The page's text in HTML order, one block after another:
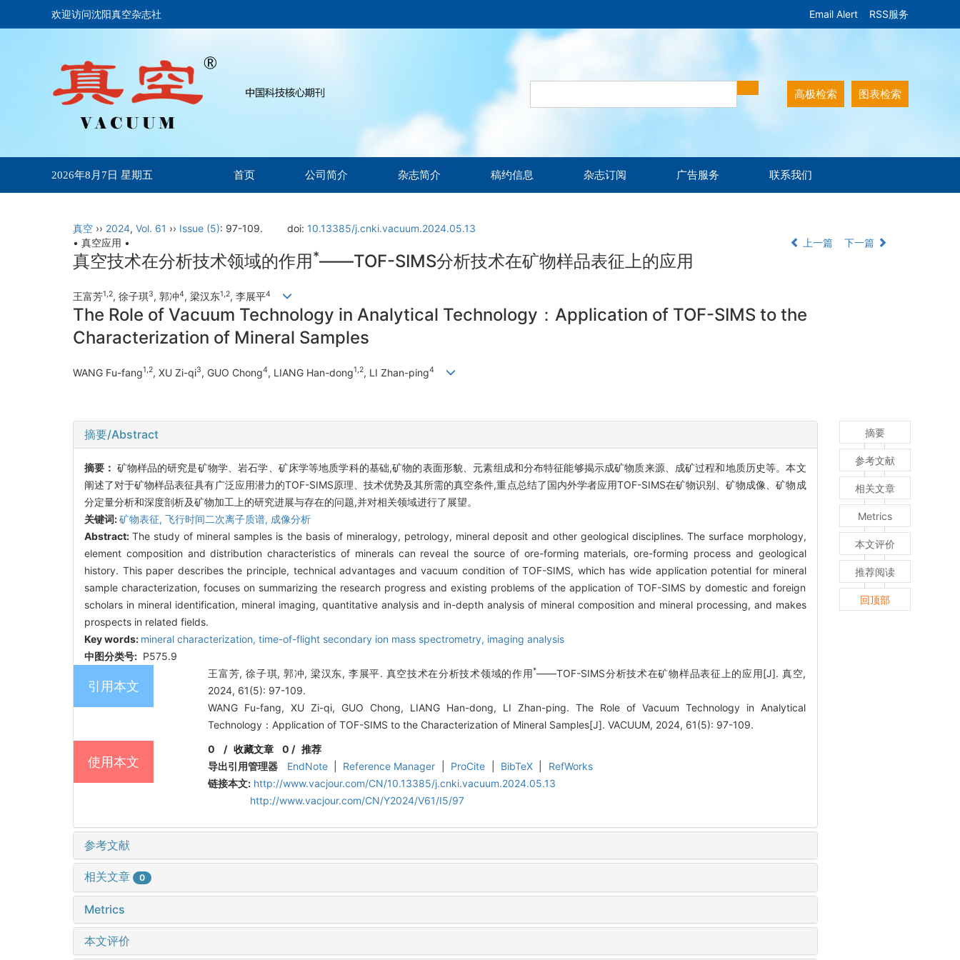
欢迎访问沈阳真空杂志社 Email Alert RSS服务
图表检索
高极检索
2026年8月7日 星期五 首页 公司简介 杂志简介 稿约信息 杂志订阅 广告服务 联系我们
真空 ›› 2024, Vol. 61 ›› Issue (5): 97-109. doi: 10.13385/j.cnki.vacuum.2024.05.13
• 真空应用 •
上一篇 下一篇
真空技术在分析技术领域的作用*——TOF-SIMS分析技术在矿物样品表征上的应用
王富芳1,2, 徐子琪3, 郭冲4, 梁汉东1,2, 李展平4
The Role of Vacuum Technology in Analytical Technology：Application of TOF-SIMS to the
Characterization of Mineral Samples
WANG Fu-fang1,2, XU Zi-qi3, GUO Chong4, LIANG Han-dong1,2, LI Zhan-ping4
摘要/Abstract
摘要： 矿物样品的研究是矿物学、岩石学、矿床学等地质学科的基础,矿物的表面形貌、元素组成和分布特征能够揭示成矿物质来源、成矿过程和地质历史等。本文
阐述了对于矿物样品表征具有广泛应用潜力的TOF-SIMS原理、技术优势及其所需的真空条件,重点总结了国内外学者应用TOF-SIMS在矿物识别、矿物成像、矿物成
分定量分析和深度剖析及矿物加工上的研究进展与存在的问题,并对相关领域进行了展望。
关键词:矿物表征, 飞行时间二次离子质谱, 成像分析
Abstract:The study of mineral samples is the basis of mineralogy, petrology, mineral deposit and other geological disciplines. The surface morphology,
element composition and distribution characteristics of minerals can reveal the source of ore-forming materials, ore-forming process and geological
history. This paper describes the principle, technical advantages and vacuum condition of TOF-SIMS, which has wide application potential for mineral
sample characterization, focuses on summarizing the research progress and existing problems of the application of TOF-SIMS by domestic and foreign
scholars in mineral identification, mineral imaging, quantitative analysis and in-depth analysis of mineral composition and mineral processing, and makes
prospects in related fields.
Key words: mineral characterization, time-of-flight secondary ion mass spectrometry, imaging analysis
中图分类号: P575.9
引用本文
王富芳, 徐子琪, 郭冲, 梁汉东, 李展平. 真空技术在分析技术领域的作用*——TOF-SIMS分析技术在矿物样品表征上的应用[J]. 真空,
2024, 61(5): 97-109.
WANG Fu-fang, XU Zi-qi, GUO Chong, LIANG Han-dong, LI Zhan-ping. The Role of Vacuum Technology in Analytical
Technology：Application of TOF-SIMS to the Characterization of Mineral Samples[J]. VACUUM, 2024, 61(5): 97-109.
使用本文
0 /收藏文章 0 / 推荐
导出引用管理器
EndNote Reference Manager ProCite BibTeX
RefWorks
链接本文: http://www.vacjour.com/CN/10.13385/j.cnki.vacuum.2024.05.13
http://www.vacjour.com/CN/Y2024/V61/I5/97
参考文献
相关文章 0
Metrics
本文评价
摘要
参考文献
相关文章
Metrics
本文评价
推荐阅读
回顶部